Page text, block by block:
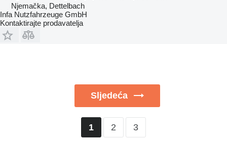
Njemačka, Dettelbach
Infa Nutzfahrzeuge GmbH
Kontaktirajte prodavatelja
Sljedeća
1 2 3